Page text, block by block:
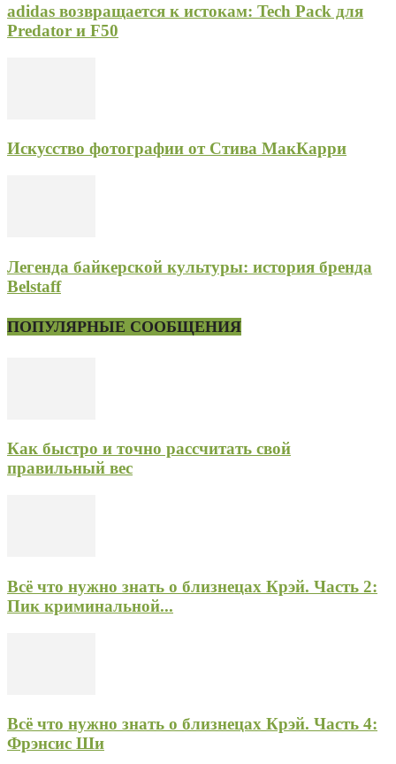
adidas возвращается к истокам: Tech Pack для
Predator и F50
Искусство фотографии от Стива МакКарри
Легенда байкерской культуры: история бренда
Belstaff
ПОПУЛЯРНЫЕ СООБЩЕНИЯ
Как быстро и точно рассчитать свой
правильный вес
Всё что нужно знать о близнецах Крэй. Часть 2:
Пик криминальной...
Всё что нужно знать о близнецах Крэй. Часть 4:
Фрэнсис Ши